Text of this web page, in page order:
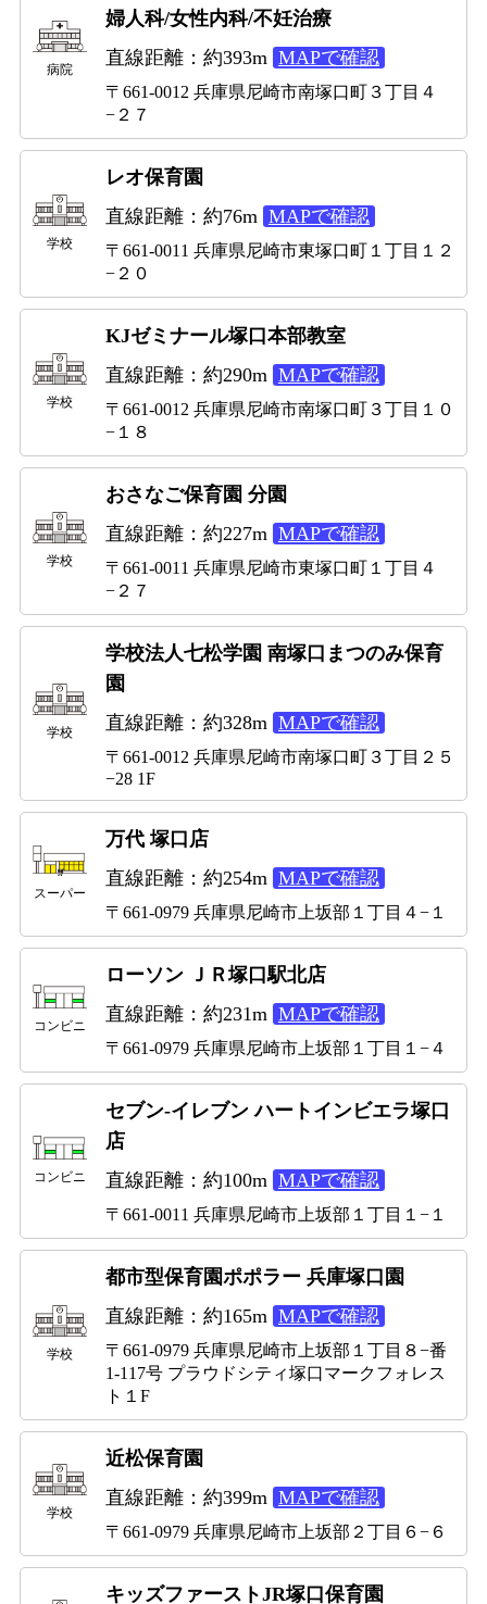
病院
婦人科/女性内科/不妊治療
直線距離：約393m MAPで確認
〒661-0012 兵庫県尼崎市南塚口町３丁目４
−２７
学校
レオ保育園
直線距離：約76m MAPで確認
〒661-0011 兵庫県尼崎市東塚口町１丁目１２
−２０
学校
KJゼミナール塚口本部教室
直線距離：約290m MAPで確認
〒661-0012 兵庫県尼崎市南塚口町３丁目１０
−１８
学校
おさなご保育園 分園
直線距離：約227m MAPで確認
〒661-0011 兵庫県尼崎市東塚口町１丁目４
−２７
学校
学校法人七松学園 南塚口まつのみ保育
園
直線距離：約328m MAPで確認
〒661-0012 兵庫県尼崎市南塚口町３丁目２５
−28 1F
スーパー
万代 塚口店
直線距離：約254m MAPで確認
〒661-0979 兵庫県尼崎市上坂部１丁目４−１
コンビニ
ローソン ＪＲ塚口駅北店
直線距離：約231m MAPで確認
〒661-0979 兵庫県尼崎市上坂部１丁目１−４
コンビニ
セブン-イレブン ハートインビエラ塚口
店
直線距離：約100m MAPで確認
〒661-0011 兵庫県尼崎市上坂部１丁目１−１
学校
都市型保育園ポポラー 兵庫塚口園
直線距離：約165m MAPで確認
〒661-0979 兵庫県尼崎市上坂部１丁目８−番
1-117号 プラウドシティ塚口マークフォレス
ト１F
学校
近松保育園
直線距離：約399m MAPで確認
〒661-0979 兵庫県尼崎市上坂部２丁目６−６
キッズファーストJR塚口保育園